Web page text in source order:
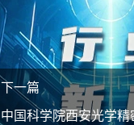
下一篇
中国科学院西安光学